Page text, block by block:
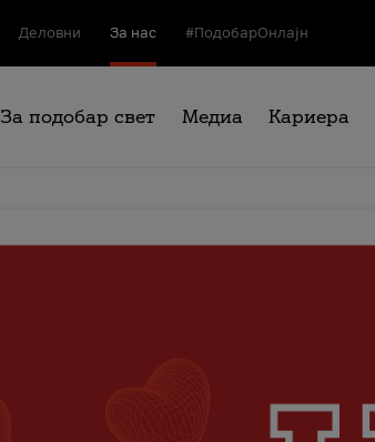
Деловни За нас #ПодобарОнлајн
За подобар свет Медиа Кариера